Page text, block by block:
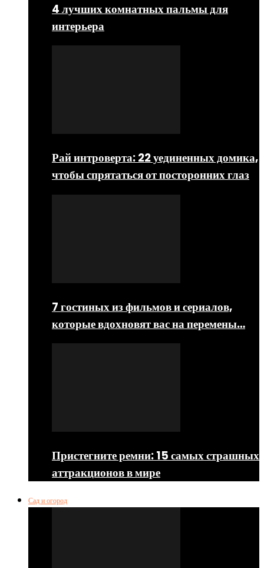
4 лучших комнатных пальмы для
интерьера
Рай интроверта: 22 уединенных домика,
чтобы спрятаться от посторонних глаз
7 гостиных из фильмов и сериалов,
которые вдохновят вас на перемены…
Пристегните ремни: 15 самых страшных
аттракционов в мире
Сад и огород